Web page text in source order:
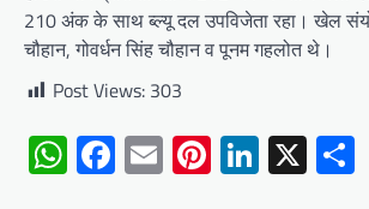
210 अंक के साथ ब्‍ल्‍यू दल उपविजेता रहा। खेल
चौहान, गोवर्धन सिंह चौहान व पूनम गहलोत थे।
Post Views: 303
WhatsApp
Facebook
EmailPinterest
LinkedIn
X